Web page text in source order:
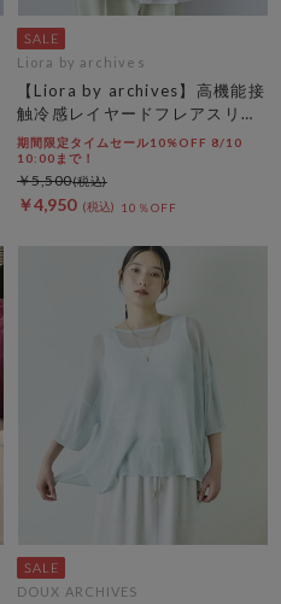
Liora by archives
【Liora by archives】高機能接
触冷感レイヤードフレアスリー
ブＴＥＥ
期間限定タイムセール10%OFF 8/10
10:00まで！
￥4,950 10％OFF
￥5,500
DOUX ARCHIVES